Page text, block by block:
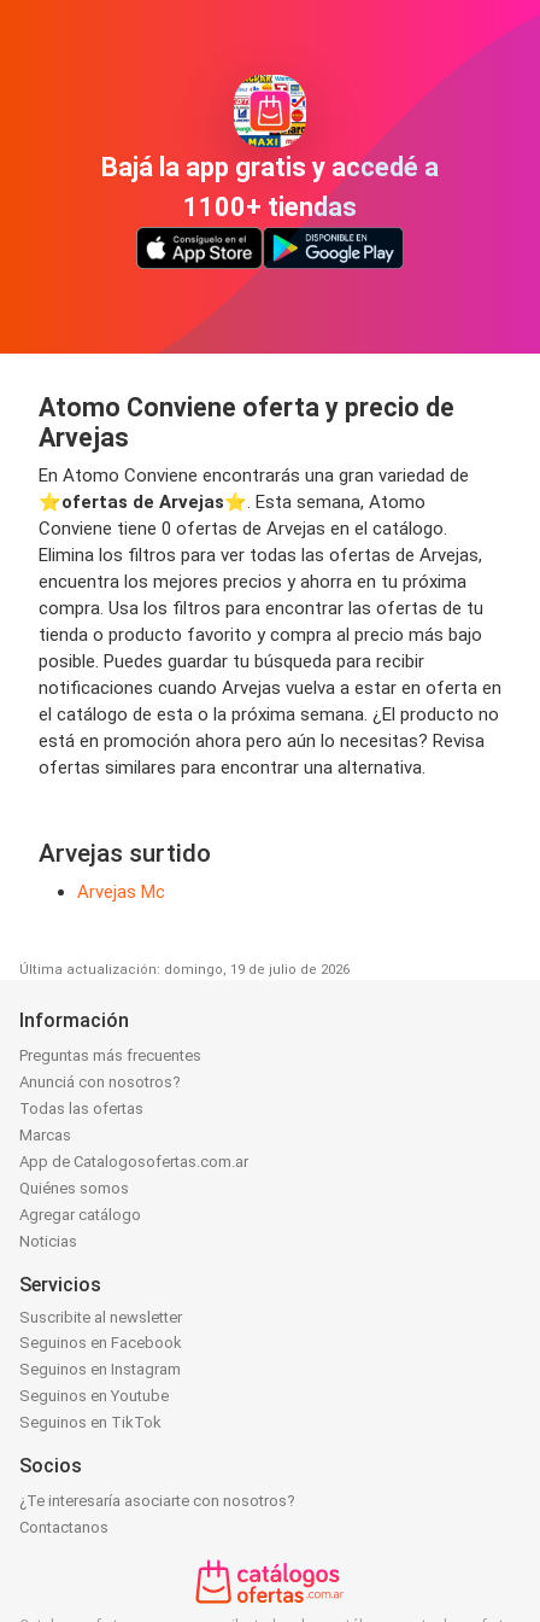
Bajá la app gratis y accedé a
1100+ tiendas
Atomo Conviene oferta y precio de
Arvejas
En Atomo Conviene encontrarás una gran variedad de
⭐️ofertas de Arvejas⭐️. Esta semana, Atomo
Conviene tiene 0 ofertas de Arvejas en el catálogo.
Elimina los filtros para ver todas las ofertas de Arvejas,
encuentra los mejores precios y ahorra en tu próxima
compra. Usa los filtros para encontrar las ofertas de tu
tienda o producto favorito y compra al precio más bajo
posible. Puedes guardar tu búsqueda para recibir
notificaciones cuando Arvejas vuelva a estar en oferta en
el catálogo de esta o la próxima semana. ¿El producto no
está en promoción ahora pero aún lo necesitas? Revisa
ofertas similares para encontrar una alternativa.
Arvejas surtido
Arvejas Mc
Última actualización: domingo, 19 de julio de 2026
Información
Preguntas más frecuentes
Anunciá con nosotros?
Todas las ofertas
Marcas
App de Catalogosofertas.com.ar
Quiénes somos
Agregar catálogo
Noticias
Servicios
Suscribite al newsletter
Seguinos en Facebook
Seguinos en Instagram
Seguinos en Youtube
Seguinos en TikTok
Socios
¿Te interesaría asociarte con nosotros?
Contactanos